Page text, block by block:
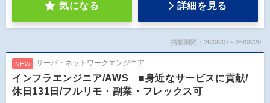
気になる 詳細を見る
掲載期間：26/08/07～26/08/20
NEW サーバ・ネットワークエンジニア
インフラエンジニア/AWS ■身近なサービスに貢献/
休日131日/フルリモ・副業・フレックス可